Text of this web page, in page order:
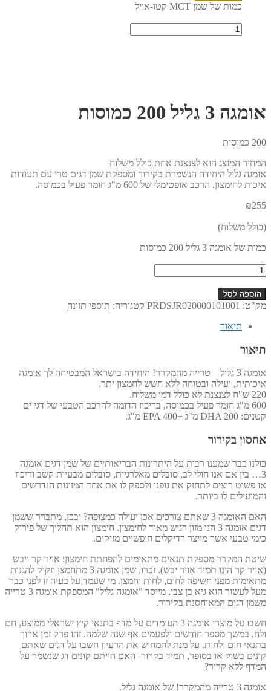
כמות של שמן MCT קטו-אויל
אומגה 3 גליל 200 כמוסות
200 כמוסות
המחיר המוצג הוא לצנצנת אחת כולל משלוח
אומגה גליל היחידה הנשמרת בקירור ומספקת שמן דגים טרי עם תעודות
איכות לחימצון. הרכב אופטימלי של 600 מ"ג חומר פעיל בכמוסה.
₪255
(כולל משלוח)
כמות של אומגה 3 גליל 200 כמוסות
הוספה לסל
מק"ט: PRDSJR020000101001 קטגוריה: תוספי תזונה
תיאור
תיאור
אומגה 3 גליל – טרייה מהמקרר! היחידה בישראל המבטיחה לך אומגה
איכותית, יעילה ובטוחה ללא חשש לחמצון יתר.
220 ש"ח לצנצנת לא כולל דמי משלוח.
600 מ"ג חומר פעיל בכמוסה, בריכוז הדומה להרכב הטבעי של דגי ים
קטנים: DHA 200 מ"ג +EPA 400 מ"ג.
אחסון בקירור
כולנו כבר שמענו רבות על היתרונות הבריאותיים של שמן דגים אומגה
3… בין אם אנו חולי לב, סובלים מאלרגיות, סובלים מבעיות קשב וריכוז
או פשוט רוצים לתחזק את גופנו ולספק לו את אחד המזונות הנדרשים
והמועילים לו ביותר.
האם האומגה 3 שאתם צורכים אכן יעילה כמצופה? ובכן, מתברר ששמן
דגים אומגה 3 הנו מזון רגיש מאוד לחימצון. חימצון הוא תהליך של פירוק
כימי טבעי אשר מייצר רדיקלים חופשיים מזיקים.
שיטת המקרר מספקת תנאים מתאימים להפחתת חימצון: אויר קר ויבש
(אויר קר הינו תמיד אויר יבש). זכרו, שמן אומגה 3 מתחמצן וזקוק להגנות
מתאימות מפני חשיפה לחום, לחות וחמצן. מי שעמד על בעיה זו לפני כבר
מעל לעשור הוא גיא בן צבי, מייסד "אומגה גליל" המספקת אומגה 3 טרייה
משמן דגים המאוחסנת בקירור.
חשבו על מוצרי אומגה 3 העומדים על מדף בתנאי קיץ ישראלי ממוצע, חם
ולח, במשך מספר חודשים ולפעמים אף שנה שלמה. זהו פרק זמן ארוך
בתנאי חום ולחות. על מנת להמחיש את הרעיון חשבו על דגים שאתם
קונים בשוק או בסופר, תמיד בקרור- האם הייתם קונים דג שנשמר על
המדף ללא קרור?
אומגה 3 טרייה מהמקרר! של אומגה גליל.